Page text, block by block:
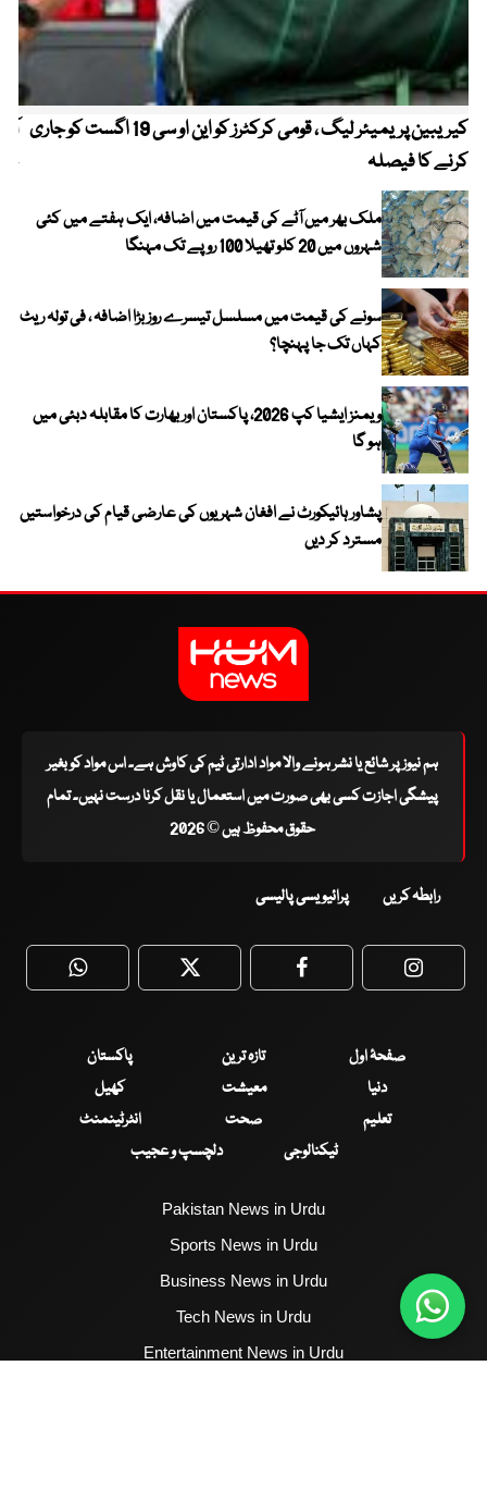
کیریبین پریمیئر لیگ ، قومی کرکٹرز کو این او سی 19 اگست کو جاری
کرنے کا فیصلہ
ملک بھر میں آٹے کی قیمت میں اضافہ، ایک ہفتے میں کئی
شہروں میں 20 کلو تھیلا 100 روپے تک مہنگا
سونے کی قیمت میں مسلسل تیسرے روز بڑا اضافہ ، فی تولہ ریٹ
کہاں تک جا پہنچا؟
ویمنز ایشیا کپ 2026، پاکستان اور بھارت کا مقابلہ دبئی میں
ہو گا
پشاور ہائیکورٹ نے افغان شہریوں کی عارضی قیام کی درخواستیں
مسترد کر دیں
ہم نیوز پر شائع یا نشر ہونے والا مواد ادارتی ٹیم کی کاوش ہے۔ اس مواد کو بغیر
پیشگی اجازت کسی بھی صورت میں استعمال یا نقل کرنا درست نہیں۔ تمام
حقوق محفوظ ہیں © 2026
رابطہ کریں پرائیویسی پالیسی
WhatsApp Twitter Facebook
صفحۂ اول تازہ ترین
پاکستان
دنیا
معیشت
کھیل
تعلیم
صحت
انٹرٹینمنٹ
ٹیکنالوجی
دلچسپ و عجیب
Pakistan News in Urdu
Sports News in Urdu
Business News in Urdu
Tech News in Urdu
Entertainment News in Urdu